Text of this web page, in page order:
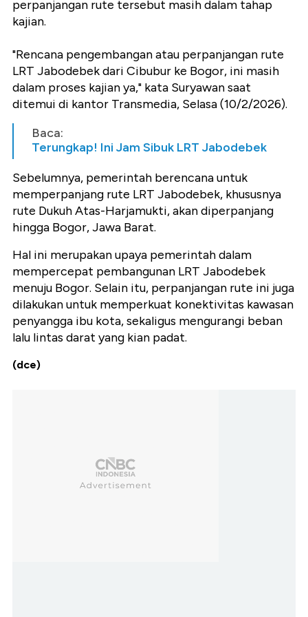
perpanjangan rute tersebut masih dalam tahap
kajian.
"Rencana pengembangan atau perpanjangan rute
LRT Jabodebek dari Cibubur ke Bogor, ini masih
dalam proses kajian ya," kata Suryawan saat
ditemui di kantor Transmedia, Selasa (10/2/2026).
Baca:
Terungkap! Ini Jam Sibuk LRT Jabodebek
Sebelumnya, pemerintah berencana untuk
memperpanjang rute LRT Jabodebek, khususnya
rute Dukuh Atas-Harjamukti, akan diperpanjang
hingga Bogor, Jawa Barat.
Hal ini merupakan upaya pemerintah dalam
mempercepat pembangunan LRT Jabodebek
menuju Bogor. Selain itu, perpanjangan rute ini juga
dilakukan untuk memperkuat konektivitas kawasan
penyangga ibu kota, sekaligus mengurangi beban
lalu lintas darat yang kian padat.
(dce)